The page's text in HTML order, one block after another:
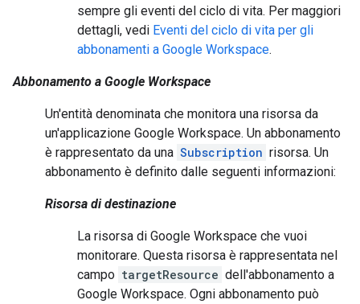
sempre gli eventi del ciclo di vita. Per maggiori
dettagli, vedi Eventi del ciclo di vita per gli
abbonamenti a Google Workspace.
Abbonamento a Google Workspace
Un'entità denominata che monitora una risorsa da
un'applicazione Google Workspace. Un abbonamento
è rappresentato da una Subscription risorsa. Un
abbonamento è definito dalle seguenti informazioni:
Risorsa di destinazione
La risorsa di Google Workspace che vuoi
monitorare. Questa risorsa è rappresentata nel
campo targetResource dell'abbonamento a
Google Workspace. Ogni abbonamento può